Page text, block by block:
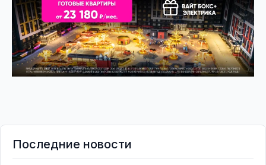
Последние новости